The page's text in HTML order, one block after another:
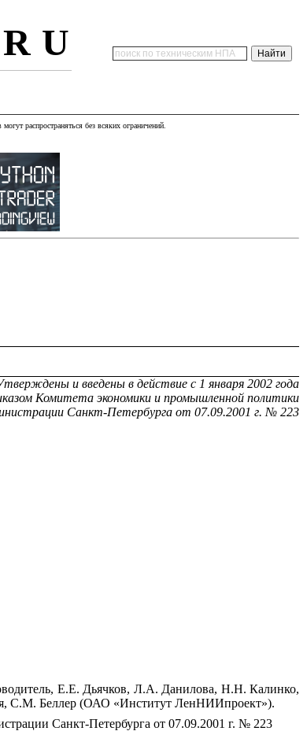
распространяться без всяких ограничений.
и введены в действие с 1 января 2002 года
Комитета экономики и промышленной политики
Санкт-Петербурга от 07.09.2001 г. № 223
Е.Е. Дьячков, Л.А. Данилова, Н.Н. Калинко,
С.М. Беллер (ОАО «Институт ЛенНИИпроект»).
Санкт-Петербурга от 07.09.2001 г. № 223